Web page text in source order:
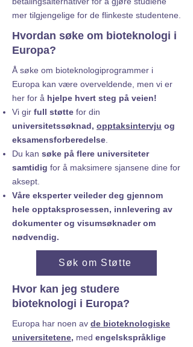
mer tilgjengelige for de flinkeste studentene.
Hvordan søke om bioteknologi i
Europa?
Å søke om bioteknologiprogrammer i
Europa kan være overveldende, men vi er
her for å hjelpe hvert steg på veien!
Vi gir full støtte for din
universitetssøknad, opptaksintervju og
eksamensforberedelse
Du kan søke på flere universiteter
samtidig for å maksimere sjansene dine for
aksept.
Våre eksperter veileder deg gjennom
hele opptaksprosessen, innlevering av
dokumenter og visumsøknader om
nødvendig.
Søk om Støtte
Hvor kan jeg studere
bioteknologi i Europa?
Europa har noen av de bioteknologiske
universitetene, med engelskspråklige